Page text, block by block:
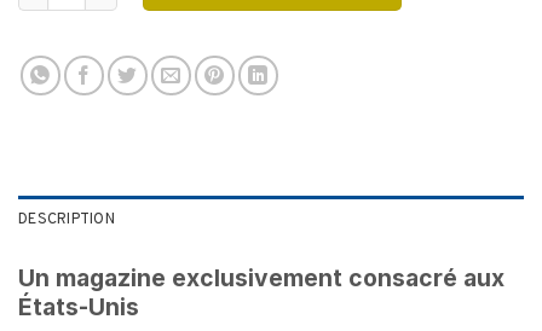
DESCRIPTION
Un magazine exclusivement consacré aux
États-Unis